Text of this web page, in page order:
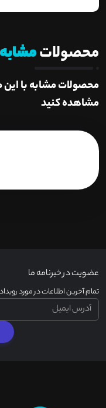
محصولاتمشابه
محصولات مشابه با این
مشاهده کنید
عضویت در خبرنامه ما
تمام آخرین اطلاعات در مورد